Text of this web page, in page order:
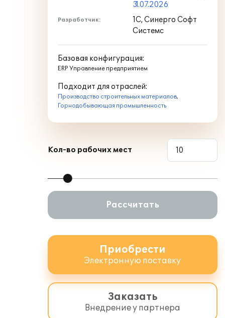
31.07.2026
Разработчик:
1С, Синерго Софт
Системс
Базовая конфигурация:
ERP Управление предприятием
Подходит для отраслей:
Производство строительных материалов,
Горнодобывающая промышленность
Кол-во рабочих мест
Рассчитать
Приобрести
Электронную поставку
Заказать
Внедрение у партнера